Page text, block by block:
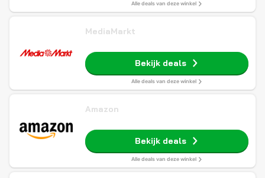
Alle deals van deze winkel
MediaMarkt
Bekijk deals
Alle deals van deze winkel
Amazon
Bekijk deals
Alle deals van deze winkel